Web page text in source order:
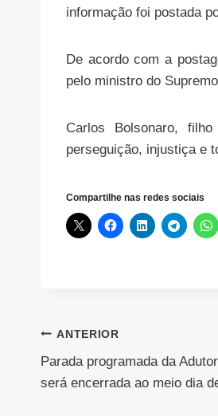
informação foi postada
De acordo com a
pelo ministro do
Carlos Bolsonaro,
perseguição, injustiça e
Compartilhe nas redes sociais
Navegação
de
ANTERIOR
Parada programada da
será encerrada ao meio dia